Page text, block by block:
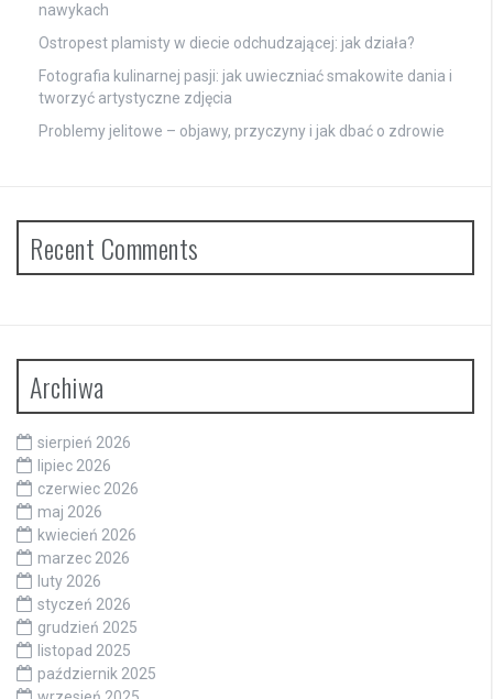
nawykach
Ostropest plamisty w diecie odchudzającej: jak działa?
Fotografia kulinarnej pasji: jak uwieczniać smakowite dania i
tworzyć artystyczne zdjęcia
Problemy jelitowe – objawy, przyczyny i jak dbać o zdrowie
Recent Comments
Archiwa
sierpień 2026
lipiec 2026
czerwiec 2026
maj 2026
kwiecień 2026
marzec 2026
luty 2026
styczeń 2026
grudzień 2025
listopad 2025
październik 2025